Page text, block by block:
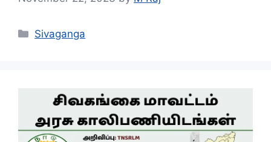
Categories
Sivaganga